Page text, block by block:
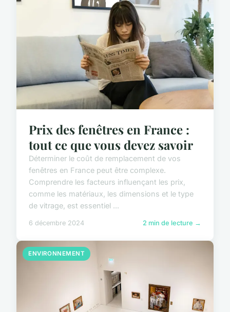
Prix des fenêtres en France :
tout ce que vous devez savoir
Déterminer le coût de remplacement de vos
fenêtres en France peut être complexe.
Comprendre les facteurs influençant les prix,
comme les matériaux, les dimensions et le type
de vitrage, est essentiel ...
6 décembre 2024 2 min de lecture →
ENVIRONNEMENT